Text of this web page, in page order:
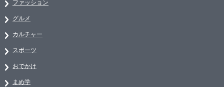
ファッション
グルメ
カルチャー
スポーツ
おでかけ
まめ学